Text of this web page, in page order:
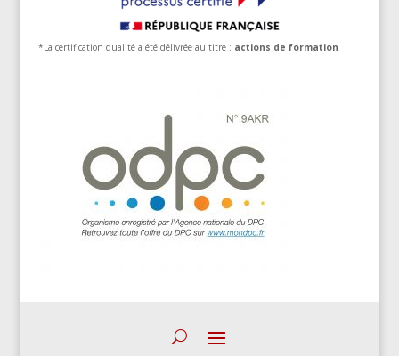
*La certification qualité a été délivrée au titre : actions de formation